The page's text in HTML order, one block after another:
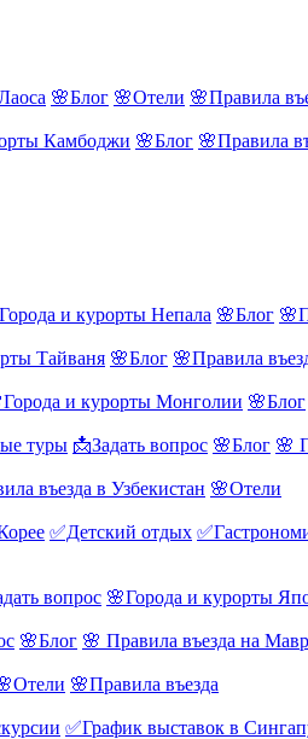
🌸Блог 🌸Отели 🌸Правила
Камбоджи 🌸Блог 🌸Правила
и курорты Непала 🌸Блог
Тайваня 🌸Блог 🌸Правила
и курорты Монголии 🌸Блог
туры 📩Задать вопрос 🌸Блог 🌸
въезда в Узбекистан 🌸Отели
✅Детский отдых
вопрос 🌸Города и курорты
🌸Блог 🌸 Правила въезда на
🌸Правила въезда
✅График выставок в